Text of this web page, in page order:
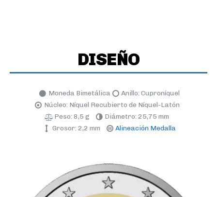
DISEÑO
Moneda Bimetálica
Anillo: Cuproníquel
Núcleo: Níquel Recubierto de Níquel-Latón
Peso: 8,5 g
Diámetro: 25,75 mm
Grosor: 2,2 mm
Alineación Medalla